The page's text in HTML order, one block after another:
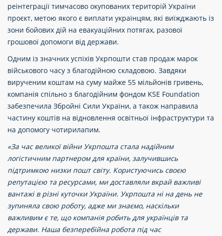
реінтеграції тимчасово окупованих територій України
проєкт, метою якого є виплати українцям, які виїжджають із
зони бойових дій на евакуаційних потягах, разової
грошової допомоги від держави.
Одним із значних успіхів Укрпошти став продаж марок
військового часу з благодійною складовою. Завдяки
вирученим коштам на суму майже 55 мільйонів гривень,
компанія спільно з благодійним фондом KSE Foundation
забезпечила Збройні Сили України, а також направила
частину коштів на відновлення освітньої інфраструктури та
на допомогу чотирилапим.
«За час великої війни Укрпошта стала надійним
логістичним партнером для країни, залучившись
підтримкою низки пошт світу. Користуючись своєю
репутацією та ресурсами, ми доставляли вкрай важливі
вантажі в різні куточки України. Укрпошта ні на день не
зупиняла свою роботу, адже ми знаємо, наскільки
важливим є те, що компанія робить для українців та
держави. Наша безперебійна робота під час